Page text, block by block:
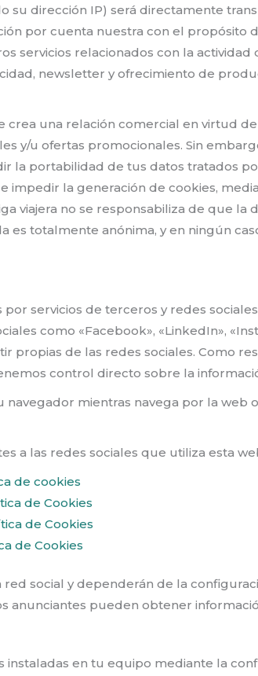
dirección IP) será directamente
por cuenta nuestra con el propósito
servicios relacionados con la
newsletter y ofrecimiento de
crea una relación comercial en virtud
y/u ofertas promocionales. Sin
la portabilidad de tus datos tratados
impedir la generación de cookies,
viajera no se responsabiliza de que la
totalmente anónima, y en ningún
servicios de terceros y redes
como «Facebook», «LinkedIn»,
propias de las redes sociales. Como
control directo sobre la
navegador mientras navega por la
a las redes sociales que utiliza esta
de cookies
de Cookies
de Cookies
de Cookies
social y dependerán de la
anunciantes pueden obtener
en tu equipo mediante la